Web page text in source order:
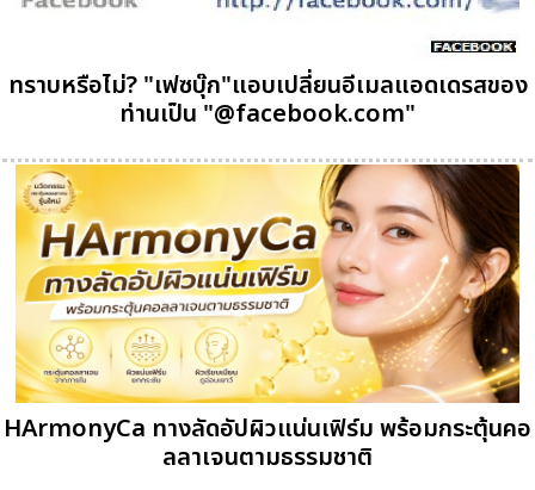
ทราบหรือไม่? "เฟซบุ๊ก"แอบเปลี่ยนอีเมลแอดเดรสของ
ท่านเป็น "@facebook.com"
HArmonyCa ทางลัดอัปผิวแน่นเฟิร์ม พร้อมกระตุ้นคอ
ลลาเจนตามธรรมชาติ